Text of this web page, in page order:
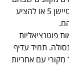
אנשים יכולים לפרסם על זמינות פלייסטיישן 5 או להציע
להונאות פוטנציאליות
תמיד עדיף
עם אחריות